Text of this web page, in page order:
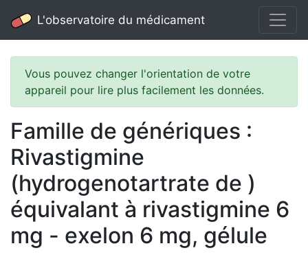
L'observatoire du médicament
Vous pouvez changer l'orientation de votre
appareil pour lire plus facilement les données.
Famille de génériques :
Rivastigmine
(hydrogenotartrate de )
équivalant à rivastigmine 6
mg - exelon 6 mg, gélule